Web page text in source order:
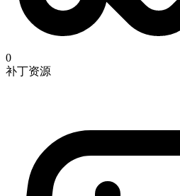
0
补丁资源